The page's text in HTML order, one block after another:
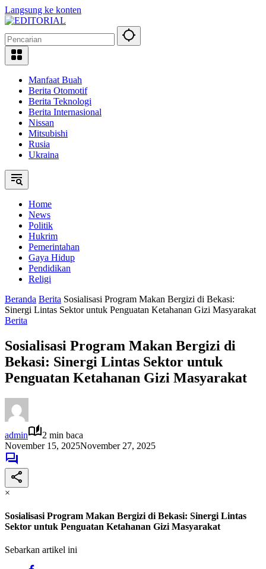
Langsung ke konten
Manfaat Buah
Berita Otomotif
Berita Teknologi
Berita Internasional
Nissan
Mitsubishi
Rusia
Ukraina
Home
News
Politik
Hukrim
Pemerintahan
Gaya Hidup
Pendidikan
Religi
Beranda Berita Sosialisasi Program Makan Bergizi di Bekasi:
Sinergi Lintas Sektor untuk Penguatan Ketahanan Gizi Masyarakat
Berita
Sosialisasi Program Makan Bergizi di
Bekasi: Sinergi Lintas Sektor untuk
Penguatan Ketahanan Gizi Masyarakat
admin
2 min baca
November 15, 2025November 27, 2025
×
Sosialisasi Program Makan Bergizi di Bekasi: Sinergi Lintas
Sektor untuk Penguatan Ketahanan Gizi Masyarakat
Sebarkan artikel ini